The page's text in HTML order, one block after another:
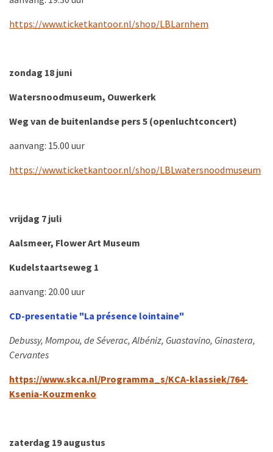
https://www.ticketkantoor.nl/shop/LBLarnhem
zondag 18 juni
Watersnoodmuseum, Ouwerkerk
Weg van de buitenlandse pers 5 (openluchtconcert)
aanvang: 15.00 uur
https://www.ticketkantoor.nl/shop/LBLwatersnoodmuseum
vrijdag 7 juli
Aalsmeer, Flower Art Museum
Kudelstaartseweg 1
aanvang: 20.00 uur
CD-presentatie "La présence lointaine"
Debussy, Mompou, de Séverac, Albéniz, Guastavino, Ginastera,
Cervantes
https://www.skca.nl/Programma_s/KCA-klassiek/764-
Ksenia-Kouzmenko
zaterdag 19 augustus